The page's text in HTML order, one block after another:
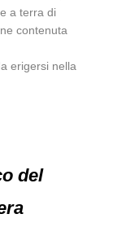
a terra di
contenuta
erigersi nella
del